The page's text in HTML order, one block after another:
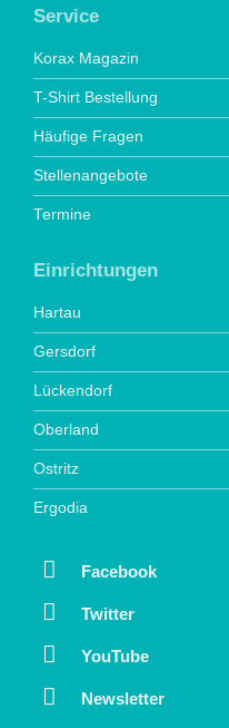
Service
Korax Magazin
T-Shirt Bestellung
Häufige Fragen
Stellenangebote
Termine
Einrichtungen
Hartau
Gersdorf
Lückendorf
Oberland
Ostritz
Ergodia
Facebook
Twitter
YouTube
Newsletter